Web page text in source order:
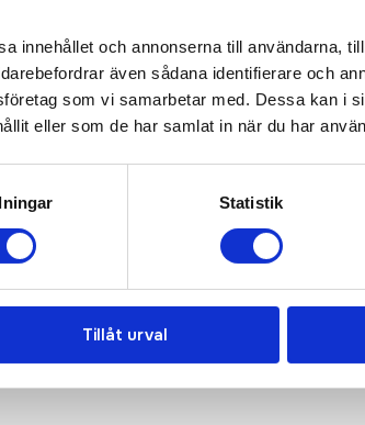
innehållet och annonserna till användarna,
även sådana identifierare och
som vi samarbetar med. Dessa kan i
eller som de har samlat in när du har
Statistik
Tillåt urval
struktur för optimal reglering av
på mailen?
att få förslag på produkt och pris
också utmärkt att bara ställa frågor!